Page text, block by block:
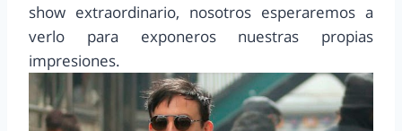
show extraordinario, nosotros esperaremos a
verlo para exponeros nuestras propias
impresiones.